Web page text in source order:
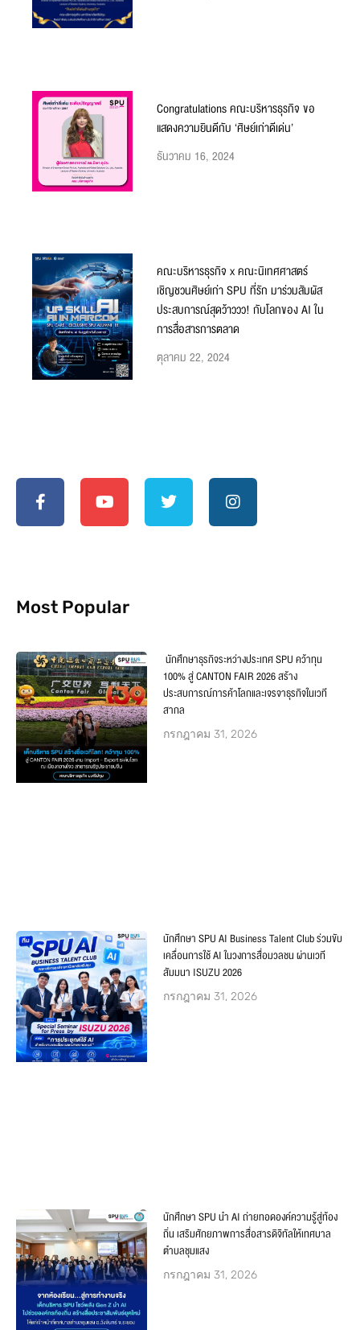
Congratulations คณะบริหารธุรกิจ ขอ
แสดงความยินดีกับ ‘ศิษย์เก่าดีเด่น’
ธันวาคม 16, 2024
คณะบริหารธุรกิจ x คณะนิเทศศาสตร์
เชิญชวนศิษย์เก่า SPU ที่รัก มาร่วมสัมผัส
ประสบการณ์สุดว้าววว! กับโลกของ AI ใน
การสื่อสารการตลาด
ตุลาคม 22, 2024
Most Popular
นักศึกษาธุรกิจระหว่างประเทศ SPU คว้าทุน
100% สู่ CANTON FAIR 2026 สร้าง
ประสบการณ์การค้าโลกและเจรจาธุรกิจในเวที
สากล
กรกฎาคม 31, 2026
นักศึกษา SPU AI Business Talent Club ร่วมขับ
เคลื่อนการใช้ AI ในวงการสื่อมวลชน ผ่านเวที
สัมมนา ISUZU 2026
กรกฎาคม 31, 2026
นักศึกษา SPU นำ AI ถ่ายทอดองค์ความรู้สู่ท้อง
ถิ่น เสริมศักยภาพการสื่อสารดิจิทัลให้เทศบาล
ตำบลชุมแสง
กรกฎาคม 31, 2026